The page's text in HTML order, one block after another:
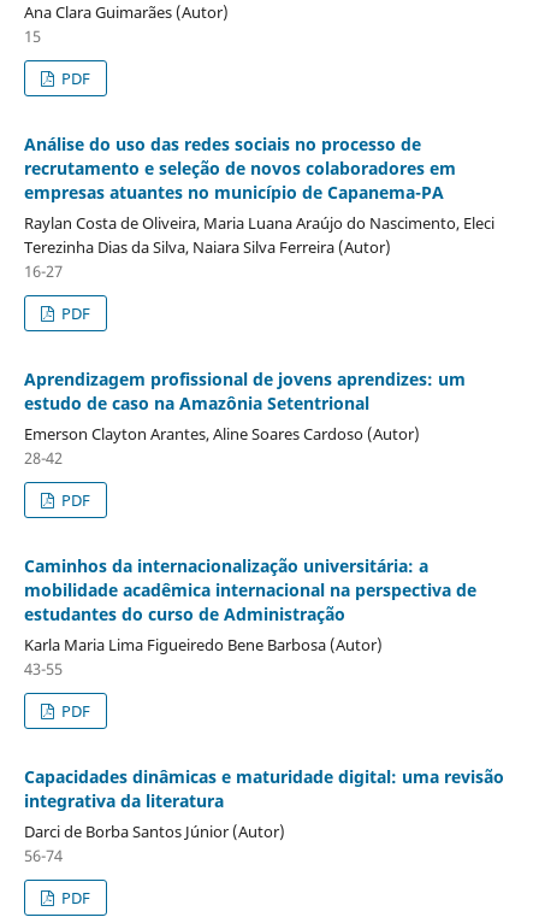
Ana Clara Guimarães (Autor)
15
PDF
Análise do uso das redes sociais no processo de
recrutamento e seleção de novos colaboradores em
empresas atuantes no município de Capanema-PA
Raylan Costa de Oliveira, Maria Luana Araújo do Nascimento, Eleci
Terezinha Dias da Silva, Naiara Silva Ferreira (Autor)
16-27
PDF
Aprendizagem profissional de jovens aprendizes: um
estudo de caso na Amazônia Setentrional
Emerson Clayton Arantes, Aline Soares Cardoso (Autor)
28-42
PDF
Caminhos da internacionalização universitária: a
mobilidade acadêmica internacional na perspectiva de
estudantes do curso de Administração
Karla Maria Lima Figueiredo Bene Barbosa (Autor)
43-55
PDF
Capacidades dinâmicas e maturidade digital: uma revisão
integrativa da literatura
Darci de Borba Santos Júnior (Autor)
56-74
PDF